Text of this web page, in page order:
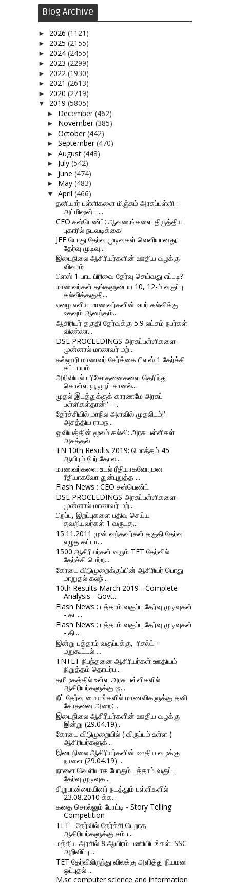
Blog Archive
► 2026 (1121)
► 2025 (2155)
► 2024 (2455)
► 2023 (2299)
► 2022 (1930)
► 2021 (2613)
► 2020 (2719)
▼ 2019 (5805)
► December(462)
► November(385)
► October(442)
► September(470)
► August (448)
► July (542)
► June (474)
► May (483)
▼ April (466)
தனியார் பள்ளிகளை மிஞ்சும் அரசுப்பள்ளி :
அட்மிஷன் ப...
CEO சஸ்பெண்ட்: ஆவணங்களை திருத்திய
புகாரில் நடவடிக்கை!
JEE பொது தேர்வு முடிவுகள் வெளியானது;
தேர்வு முடிவு...
இடைநிலை ஆசிரியர்களின் ஊதிய வழக்கு
விவரம்
பிளஸ் 1 பாட பிரிவை தேர்வு செய்வது எப்படி?
மாணவர்கள் தங்களுடைய 10, 12-ம் வகுப்பு
கல்வித்தகுதி...
ஏழை எளிய மாணவர்களின் உயர் கல்விக்கு
உதவும் ஆனந்தம்...
ஆசிரியர் தகுதி தேர்வுக்கு 5.9 லட்சம் நபர்கள்
விண்ண...
DSE PROCEEDINGS-அரசுப்பள்ளிகளை-
முன்னால் மாணவர் மற்...
கல்லுாரி மாணவர் சேர்க்கை பிளஸ் 1 தேர்ச்சி
கட்டாயம்
அறிவியல் பரிசோதனைகளை தெரிந்து
கொள்ள யூடியூப் சானல்...
முதல் இடத்துக்குக் காரணமே அரசுப்
பள்ளிகள்தான்!' - ...
தேர்ச்சியில் மாநில அளவில் முதலிடம்!'-
அசத்திய ராமந...
ஓவியத்தின் மூலம் கல்வி: அரசு பள்ளிகள்
அசத்தல்
TN 10th Results 2019: மொத்தம் 45
ஆயிரம் பேர் தோல...
மாணவர்களை உடல் ரீதியாகவோ,மன
ரீதியாகவோ துன்புறுத்த ...
Flash News : CEO சஸ்பெண்ட்
DSE PROCEEDINGS-அரசுப்பள்ளிகளை-
முன்னால் மாணவர் மற்...
பிறப்பு, இறப்புகளை பதிவு செய்ய
தவறியவர்கள் 1 வருடத...
15.11.2011 முன் வந்தவர்கள் தகுதி தேர்வு
எழுத கட்டா...
1500 ஆசிரியர்கள் வரும் TET தேர்வில்
தேர்ச்சி பெற்ற...
கோடை விடுமுறைக்குப்பின் ஆசிரியர் பொது
மாறுதல் கலந்...
10th Results March 2019 - Complete
Analysis - Govt...
Flash News : பத்தாம் வகுப்பு தேர்வு முடிவுகள்
- கட...
Flash News : பத்தாம் வகுப்பு தேர்வு முடிவுகள்
- தி...
இன்று பத்தாம் வகுப்புக்கு, 'ரிசல்ட்' -
மறுகூட்டல் ...
TNTET நிபந்தனை ஆசிரியர்கள் ஊதியம்
நிறுத்தம் தொடர்ப...
தமிழகத்தில் உள்ள அரசு பள்ளிகளில்
ஆசிரியர்களுக்கு ஜ...
நீட் தேர்வு மையங்களில் மாணவிகளுக்கு தனி
சோதனை அறை:...
இடைநிலை ஆசிரியர்களின் ஊதிய வழக்கு
இன்று (29.04.19)...
கோடை விடுமுறையில் ( விருப்பம் உள்ள )
ஆசிரியர்களுக்...
இடைநிலை ஆசிரியர்களின் ஊதிய வழக்கு
நாளை (29.04.19) ...
நாளை வெளியாக போகும் பத்தாம் வகுப்பு
தேர்வு முடிவுக...
சிறுபான்மையினர் நடத்தும் பள்ளிகளில்
23.08.2010 க்க...
கதை சொல்லும் போட்டி - Story Telling
Competition
TET - தேர்வில் தேர்ச்சி பெறாத
ஆசிரியர்களுக்கு சம்ப...
மத்திய அரசில் 8 ஆயிரம் பணியிடங்கள்: SSC
அறிவிப்பு ...
TET தேர்விலிருந்து விலக்கு அளித்து நியமன
ஒப்புதல் ...
M.sc computer science and information